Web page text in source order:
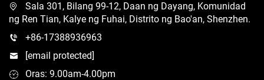
Sala 301, Bilang 99-12, Daan ng Dayang, Komunidad
ng Ren Tian, Kalye ng Fuhai, Distrito ng Bao'an, Shenzhen.
+86-17388936963
[email protected]
Oras: 9.00am-4.00pm